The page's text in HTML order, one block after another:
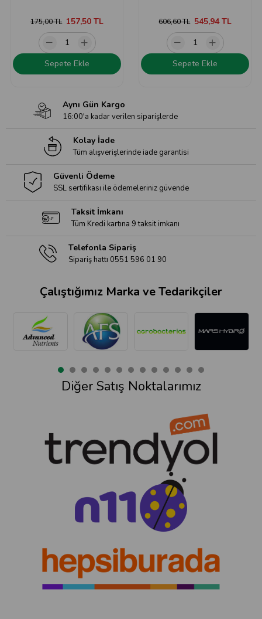
157,50 TL
175,00 TL
Sepete Ekle
545,94 TL
606,60 TL
Sepete Ekle
Aynı Gün Kargo
16:00'a kadar verilen siparişlerde
Kolay İade
Tüm alışverişlerinde iade garantisi
Güvenli Ödeme
SSL sertifikası ile ödemeleriniz güvende
Taksit İmkanı
Tüm Kredi kartına 9 taksit imkanı
Telefonla Sipariş
Sipariş hattı 0551 596 01 90
Çalıştığımız Marka ve Tedarikçiler
Diğer Satış Noktalarımız